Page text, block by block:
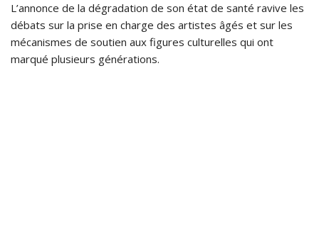
L’annonce de la dégradation de son état de santé ravive les
débats sur la prise en charge des artistes âgés et sur les
mécanismes de soutien aux figures culturelles qui ont
marqué plusieurs générations.